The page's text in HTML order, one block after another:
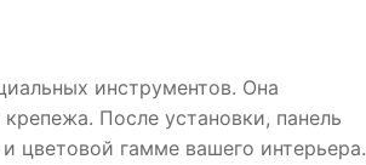
инструментов. Она
После установки, панель
цветовой гамме вашего интерьера.